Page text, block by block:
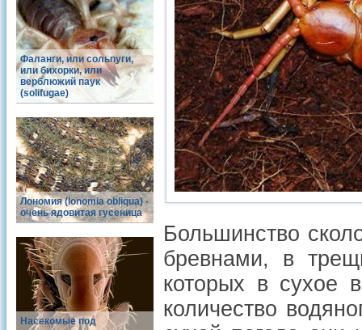
Фаланги, или сольпуги,
или бихорки, или
верблюжий паук
(solifugae)
Лономия (lonomia obliqua) -
очень ядовитая гусеница
Насекомые под
Большинство
бревнами, в
которых в сухое
количество